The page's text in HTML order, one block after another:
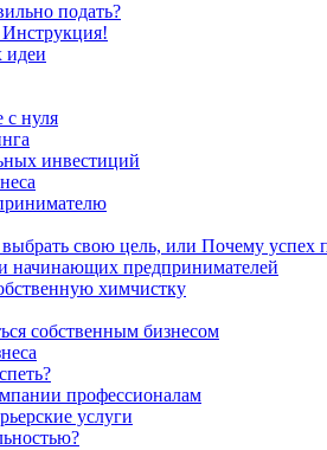
подать?
Инструкция!
идеи
с нуля
инвестиций
свою цель, или Почему успех
начинающих предпринимателей
химчистку
собственным бизнесом
профессионалам
услуги